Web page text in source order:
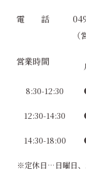
電 話
営業時間
8:30-12:30
12:30-14:30
14:30-18:00
※定休日…日曜日、